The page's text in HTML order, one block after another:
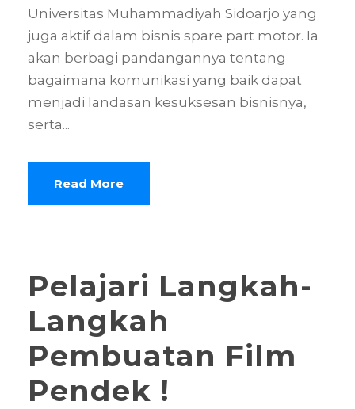
Universitas Muhammadiyah Sidoarjo yang
juga aktif dalam bisnis spare part motor. Ia
akan berbagi pandangannya tentang
bagaimana komunikasi yang baik dapat
menjadi landasan kesuksesan bisnisnya,
serta...
Read More
Pelajari Langkah-
Langkah
Pembuatan Film
Pendek !